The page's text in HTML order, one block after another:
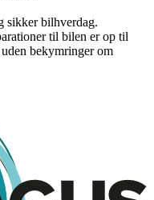
sikker bilhverdag.
til bilen er op til
bekymringer om